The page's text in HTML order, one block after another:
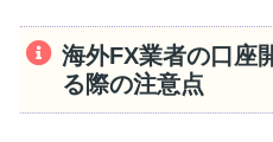
海外FX業者の口座
る際の注意点